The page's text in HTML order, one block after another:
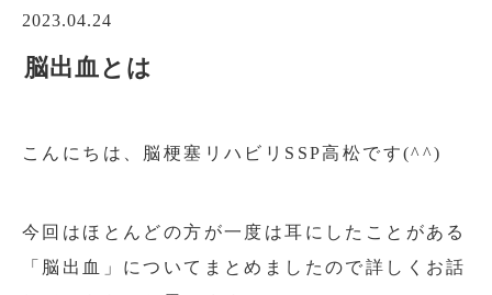
2023.04.24
脳出血とは
こんにちは、脳梗塞リハビリSSP高松です(^^)
今回はほとんどの方が一度は耳にしたことがある
「脳出血」についてまとめましたので詳しくお話